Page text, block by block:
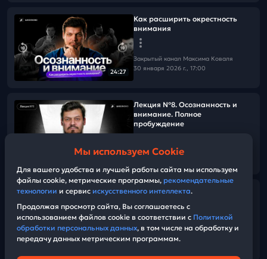
24:27
Как расширить окрестность
внимания
Закрытый канал Максима Коваля
30 января 2026 г., 17:00
01:26:41
Лекция №8. Осознанность и
внимание. Полное
пробуждение
Закрытый канал Максима Коваля
29:11
Как вернуть осознанность в
Закрытый канал Максима Коваля
03 декабря 2025 г., 17:30
Мы используем Cookie
Для вашего удобства и лучшей работы сайта мы используем
файлы cookie, метрические программы, рекомендательные
технологии и сервис искусственного интеллекта.
Продолжая просмотр сайта, Вы соглашаетесь с
использованием файлов cookie в соответствии с Политикой
обработки персональных данных, в том числе на обработку и
передачу данных метрическим программам.